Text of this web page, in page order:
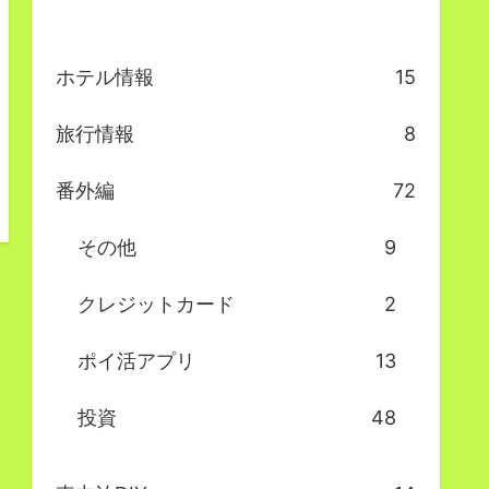
ホテル情報 15
旅行情報 8
番外編 72
その他 9
クレジットカード 2
ポイ活アプリ 13
投資 48